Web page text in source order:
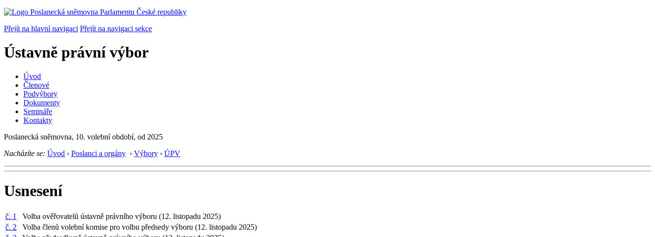
Přejít na hlavní navigaci Přejít na navigaci sekce
Ústavně právní výbor
Úvod
Členové
Podvýbory
Dokumenty
Semináře
Kontakty
Poslanecká sněmovna, 10. volební období, od 2025
Nacházíte se: Úvod › Poslanci a orgány › Výbory › ÚPV
Usnesení
č. 1
Volba ověřovatelů ústavně právního výboru (12. listopadu 2025)
č. 2
Volba členů volební komise pro volbu předsedy výboru (12. listopadu 2025)